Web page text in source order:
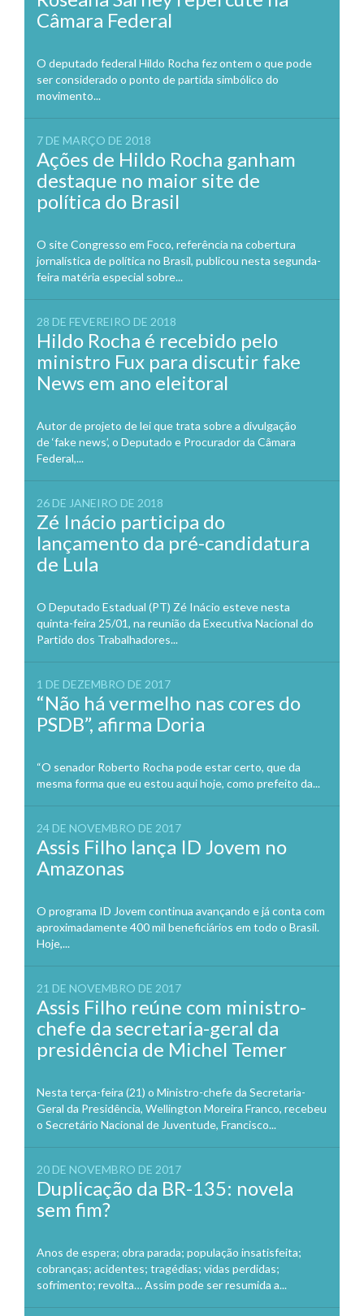
Câmara Federal
O deputado federal Hildo Rocha fez ontem o que pode
ser considerado o ponto de partida simbólico do
movimento...
7 DE MARÇO DE 2018
Ações de Hildo Rocha ganham
destaque no maior site de
política do Brasil
O site Congresso em Foco, referência na cobertura
jornalística de política no Brasil, publicou nesta segunda-
feira matéria especial sobre...
28 DE FEVEREIRO DE 2018
Hildo Rocha é recebido pelo
ministro Fux para discutir fake
News em ano eleitoral
Autor de projeto de lei que trata sobre a divulgação
de ‘fake news’, o Deputado e Procurador da Câmara
Federal,...
26 DE JANEIRO DE 2018
Zé Inácio participa do
lançamento da pré-candidatura
de Lula
O Deputado Estadual (PT) Zé Inácio esteve nesta
quinta-feira 25/01, na reunião da Executiva Nacional do
Partido dos Trabalhadores...
1 DE DEZEMBRO DE 2017
“Não há vermelho nas cores do
PSDB”, afirma Doria
“O senador Roberto Rocha pode estar certo, que da
mesma forma que eu estou aqui hoje, como prefeito da...
24 DE NOVEMBRO DE 2017
Assis Filho lança ID Jovem no
Amazonas
O programa ID Jovem continua avançando e já conta com
aproximadamente 400 mil beneficiários em todo o Brasil.
Hoje,...
21 DE NOVEMBRO DE 2017
Assis Filho reúne com ministro-
chefe da secretaria-geral da
presidência de Michel Temer
Nesta terça-feira (21) o Ministro-chefe da Secretaria-
Geral da Presidência, Wellington Moreira Franco, recebeu
o Secretário Nacional de Juventude, Francisco...
20 DE NOVEMBRO DE 2017
Duplicação da BR-135: novela
sem fim?
Anos de espera; obra parada; população insatisfeita;
cobranças; acidentes; tragédias; vidas perdidas;
sofrimento; revolta… Assim pode ser resumida a...